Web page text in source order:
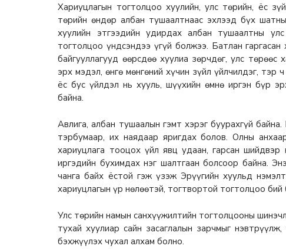
Хариуцлагын тогтолцоо хуулийн, улс төрийн, ёс
төрийн өндөр албан тушаалтнаас эхлээд бүх
хуулийн этгээдийн удирдах албан тушаалтны
тогтолцоо үндсэндээ үгүй болжээ. Батлан
байгууллагууд өөрсдөө хуулиа зөрчдөг, улс
эрх мэдэл, өнгө мөнгөний хүчин зүйл үйлчилдэг, тэр
ёс бус үйлдэл нь хууль, шүүхийн өмнө иргэн бүр
байна.
Авлига, албан тушаалын гэмт хэрэг буурахгүй
тэрбумаар, их наядаар яригдах болов. Олны
хариуцлага тооцох үйл явц удаан, гарсан шийдвэр
иргэдийн бухимдах нэг шалтгаан болсоор байна.
чанга байх ёстой гэж үзэж Эрүүгийн хуульд
хариуцлагын үр нөлөөтэй, тогтвортой тогтолцоо
Улс төрийн намын санхүүжилтийн тогтолцооны
тухай хуулиар сайн засаглалын зарчмыг
бэхжүүлэх чухал алхам болно.